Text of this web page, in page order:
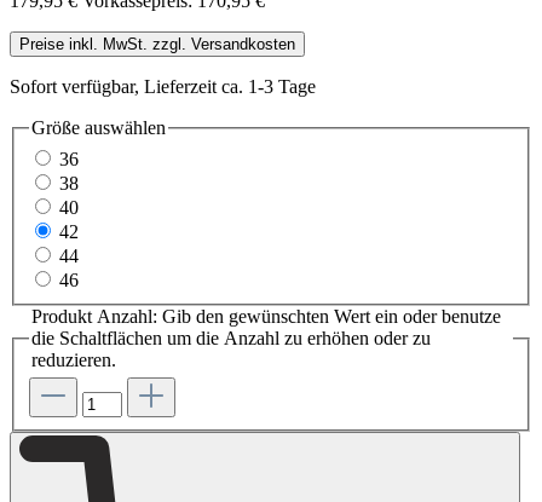
Preise inkl. MwSt. zzgl. Versandkosten
Sofort verfügbar, Lieferzeit ca. 1-3 Tage
Größe auswählen
36
38
40
42
44
46
Produkt Anzahl: Gib den gewünschten Wert ein oder benutze
die Schaltflächen um die Anzahl zu erhöhen oder zu
reduzieren.